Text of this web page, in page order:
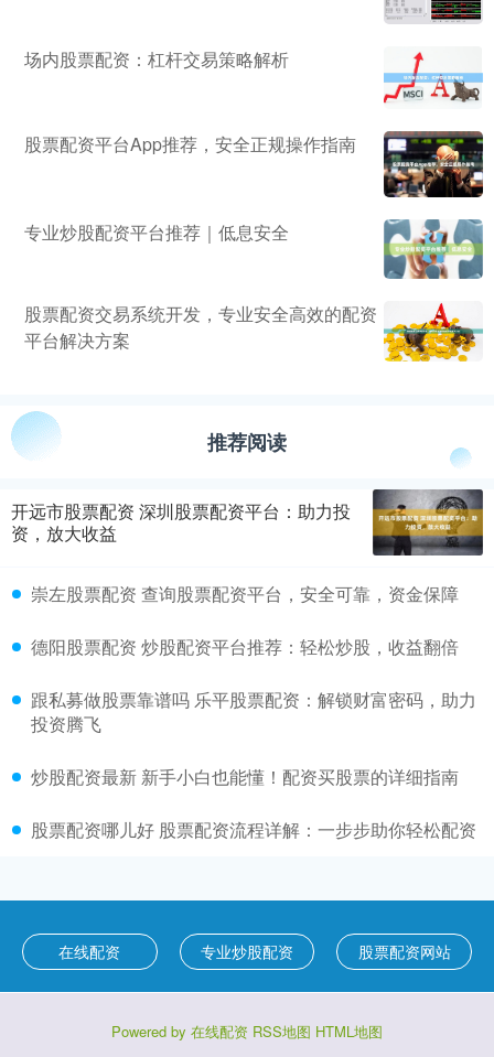
场内股票配资：杠杆交易策略解析
股票配资平台App推荐，安全正规操作指南
专业炒股配资平台推荐｜低息安全
股票配资交易系统开发，专业安全高效的配资
平台解决方案
推荐阅读
开远市股票配资 深圳股票配资平台：助力投
资，放大收益
崇左股票配资 查询股票配资平台，安全可靠，资金保障
德阳股票配资 炒股配资平台推荐：轻松炒股，收益翻倍
跟私募做股票靠谱吗 乐平股票配资：解锁财富密码，助力
投资腾飞
炒股配资最新 新手小白也能懂！配资买股票的详细指南
股票配资哪儿好 股票配资流程详解：一步步助你轻松配资
在线配资 专业炒股配资 股票配资网站
Powered by 在线配资 RSS地图 HTML地图